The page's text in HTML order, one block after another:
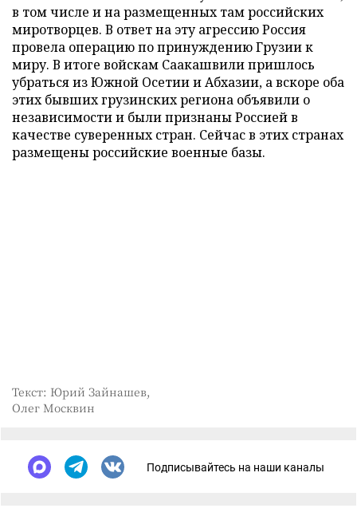
в том числе и на размещенных там российских
миротворцев. В ответ на эту агрессию Россия
провела операцию по принуждению Грузии к
миру. В итоге войскам Саакашвили пришлось
убраться из Южной Осетии и Абхазии, а вскоре оба
этих бывших грузинских региона объявили о
независимости и были признаны Россией в
качестве суверенных стран. Сейчас в этих странах
размещены российские военные базы.
Текст: Юрий Зайнашев,
Олег Москвин
Подписывайтесь на наши каналы